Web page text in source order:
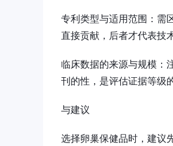
专利类型与适用范围：需
直接贡献，后者才代表技
临床数据的来源与规模：
刊的性，是评估证据等级
与建议
选择卵巢保健品时，建议